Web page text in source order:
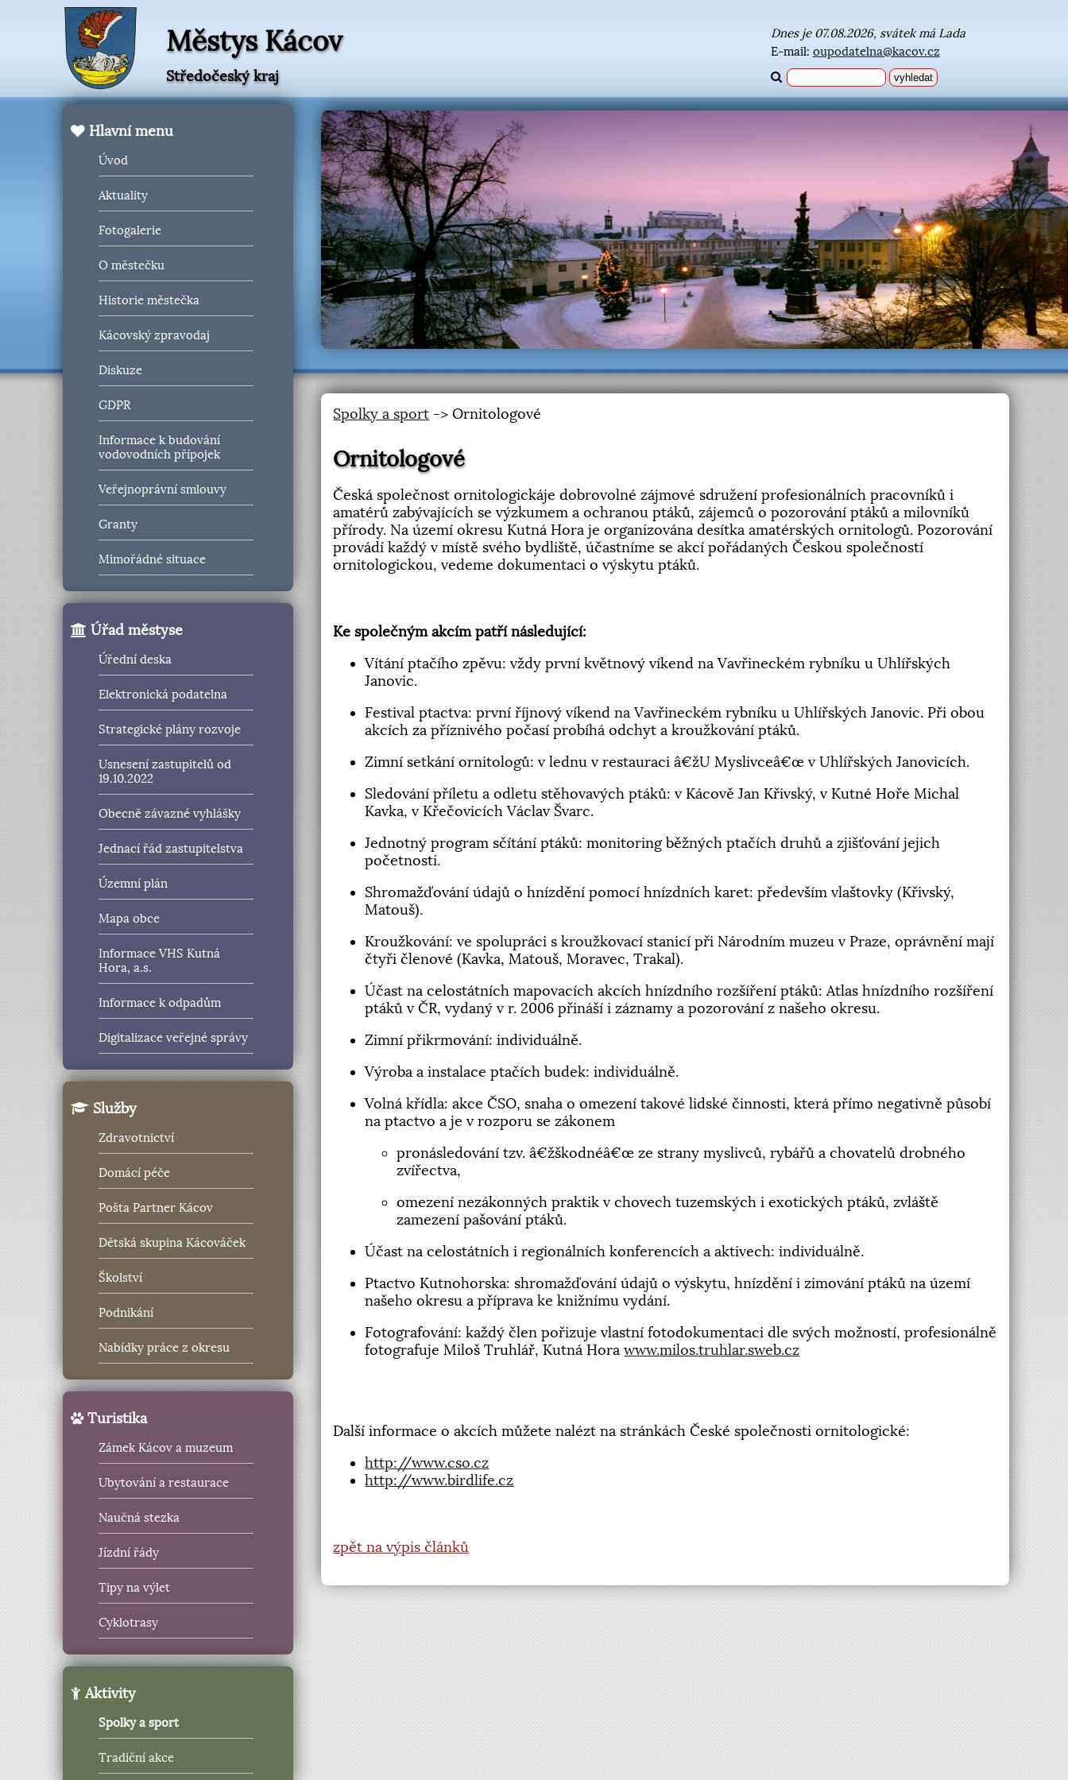
Městys Kácov
Středočeský kraj
Dnes je 07.08.2026, svátek má Lada
E-mail: oupodatelna@kacov.cz
Hlavní menu
Úvod
Aktuality
Fotogalerie
O městečku
Historie městečka
Kácovský zpravodaj
Diskuze
GDPR
Informace k budování
vodovodních přípojek
Veřejnoprávní smlouvy
Granty
Mimořádné situace
Úřad městyse
Úřední deska
Elektronická podatelna
Strategické plány rozvoje
Usnesení zastupitelů od
19.10.2022
Obecně závazné vyhlášky
Jednací řád zastupitelstva
Územní plán
Mapa obce
Informace VHS Kutná
Hora, a.s.
Informace k odpadům
Digitalizace veřejné správy
Služby
Zdravotnictví
Domácí péče
Pošta Partner Kácov
Dětská skupina Kácováček
Školství
Podnikání
Nabídky práce z okresu
Turistika
Zámek Kácov a muzeum
Ubytování a restaurace
Naučná stezka
Jízdní řády
Tipy na výlet
Cyklotrasy
Aktivity
Spolky a sport
Tradiční akce
Spolky a sport -> Ornitologové
Ornitologové
Česká společnost ornitologickáje dobrovolné zájmové sdružení profesionálních pracovníků i
amatérů zabývajících se výzkumem a ochranou ptáků, zájemců o pozorování ptáků a milovníků
přírody. Na území okresu Kutná Hora je organizována desítka amatérských ornitologů. Pozorování
provádí každý v místě svého bydliště, účastníme se akcí pořádaných Českou společností
ornitologickou, vedeme dokumentaci o výskytu ptáků.
Ke společným akcím patří následující:
Vítání ptačího zpěvu: vždy první květnový víkend na Vavřineckém rybníku u Uhlířských
Janovic.
Festival ptactva: první říjnový víkend na Vavřineckém rybníku u Uhlířských Janovic. Při obou
akcích za příznivého počasí probíhá odchyt a kroužkování ptáků.
Zimní setkání ornitologů: v lednu v restauraci â€žU Myslivceâ€œ v Uhlířských Janovicích.
Sledování příletu a odletu stěhovavých ptáků: v Kácově Jan Křivský, v Kutné Hoře Michal
Kavka, v Křečovicích Václav Švarc.
Jednotný program sčítání ptáků: monitoring běžných ptačích druhů a zjišťování jejich
početnosti.
Shromažďování údajů o hnízdění pomocí hnízdních karet: především vlaštovky (Křivský,
Matouš).
Kroužkování: ve spolupráci s kroužkovací stanicí při Národním muzeu v Praze, oprávnění mají
čtyři členové (Kavka, Matouš, Moravec, Trakal).
Účast na celostátních mapovacích akcích hnízdního rozšíření ptáků: Atlas hnízdního rozšíření
ptáků v ČR, vydaný v r. 2006 přináší i záznamy a pozorování z našeho okresu.
Zimní přikrmování: individuálně.
Výroba a instalace ptačích budek: individuálně.
Volná křídla: akce ČSO, snaha o omezení takové lidské činnosti, která přímo negativně působí
na ptactvo a je v rozporu se zákonem
pronásledování tzv. â€žškodnéâ€œ ze strany myslivců, rybářů a chovatelů drobného
zvířectva,
omezení nezákonných praktik v chovech tuzemských i exotických ptáků, zvláště
zamezení pašování ptáků.
Účast na celostátních i regionálních konferencích a aktivech: individuálně.
Ptactvo Kutnohorska: shromažďování údajů o výskytu, hnízdění i zimování ptáků na území
našeho okresu a příprava ke knižnímu vydání.
Fotografování: každý člen pořizuje vlastní fotodokumentaci dle svých možností, profesionálně
fotografuje Miloš Truhlář, Kutná Horawww.milos.truhlar.sweb.cz
Další informace o akcích můžete nalézt na stránkách České společnosti ornitologické:
http://www.cso.cz
http://www.birdlife.cz
zpět na výpis článků